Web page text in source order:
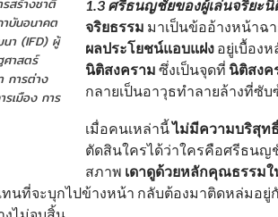
าบันอนาคต
า (IFD) ผู้
ศาสตร์
การต่าง
รเมือง การ
1.3 ศรีธนญชัยของผู้เล่นจริยะ
จริยธรรม มาเป็นข้ออ้างหน้าฉ
ผลประโยชน์แอบแฝง อยู่เบื้อง
นิติสงคราม ซึ่งเป็นจุดที่ นิติสงค
กลายเป็นอาวุธทำลายล้างที่ซั
เมื่อคนเหล่านี้ไม่มีความบริสุท
ตัดสินใครได้ว่าใครคือศรีธนญ
สภาพ เดาดูด้วยหลักคุณธรรมใ
ทนที่จะบุกไปข้างหน้า กลับต้องมาติดหล่มอยู่